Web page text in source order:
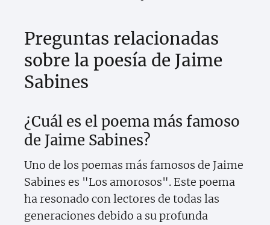
Preguntas relacionadas
sobre la poesía de Jaime
Sabines
¿Cuál es el poema más famoso
de Jaime Sabines?
Uno de los poemas más famosos de Jaime
Sabines es "Los amorosos". Este poema
ha resonado con lectores de todas las
generaciones debido a su profunda